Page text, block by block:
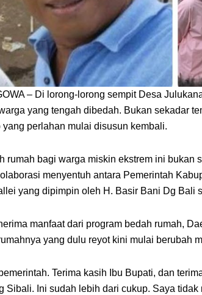
– Di lorong-lorong sempit Desa
yang tengah dibedah. Bukan sekadar
yang perlahan mulai disusun kembali.
rumah bagi warga miskin ekstrem ini bukan
menyentuh antara Pemerintah
yang dipimpin oleh H. Basir Bani Dg Bali
manfaat dari program bedah rumah,
yang dulu reyot kini mulai berubah
Terima kasih Ibu Bupati, dan
Sibali. Ini sudah lebih dari cukup. Saya tidak